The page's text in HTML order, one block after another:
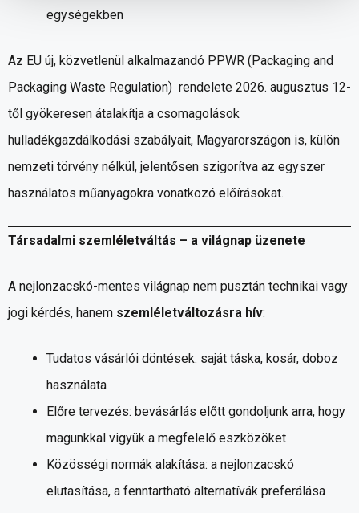
egységekben
Az EU új, közvetlenül alkalmazandó PPWR (Packaging and
Packaging Waste Regulation) rendelete 2026. augusztus 12-
től gyökeresen átalakítja a csomagolások
hulladékgazdálkodási szabályait, Magyarországon is, külön
nemzeti törvény nélkül, jelentősen szigorítva az egyszer
használatos műanyagokra vonatkozó előírásokat.
Társadalmi szemléletváltás – a világnap üzenete
A nejlonzacskó-mentes világnap nem pusztán technikai vagy
jogi kérdés, hanem szemléletváltozásra hív:
Tudatos vásárlói döntések: saját táska, kosár, doboz
használata
Előre tervezés: bevásárlás előtt gondoljunk arra, hogy
magunkkal vigyük a megfelelő eszközöket
Közösségi normák alakítása: a nejlonzacskó
elutasítása, a fenntartható alternatívák preferálása